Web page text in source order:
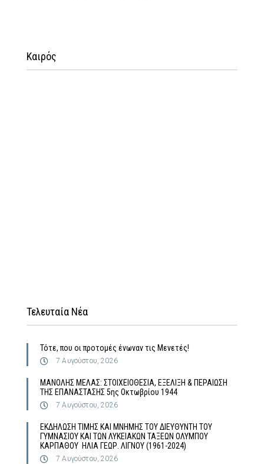
Καιρός
Τελευταία Νέα
Τότε, που οι προτομές ένωναν τις Μενετές!
7 Αυγούστου, 2026
MΑΝΟΛΗΣ ΜΕΛΑΣ: ΣΤΟΙΧΕΙΟΘΕΣΙΑ, ΕΞΕΛΙΞΗ & ΠΕΡΑΙΩΣΗ
ΤΗΣ ΕΠΑΝΑΣΤΑΣΗΣ 5ης Οκτωβρίου 1944
7 Αυγούστου, 2026
ΕΚΔΗΛΩΣΗ ΤΙΜΗΣ ΚΑΙ ΜΝΗΜΗΣ ΤΟΥ ΔΙΕΥΘΥΝΤΗ ΤΟΥ
ΓΥΜΝΑΣΙΟΥ ΚΑΙ ΤΩΝ ΛΥΚΕΙΑΚΩΝ ΤΑΞΕΩΝ ΟΛΥΜΠΟΥ
ΚΑΡΠΑΘΟΥ ΗΛΙΑ ΓΕΩΡ. ΛΙΓΝΟΥ (1961-2024)
7 Αυγούστου, 2026